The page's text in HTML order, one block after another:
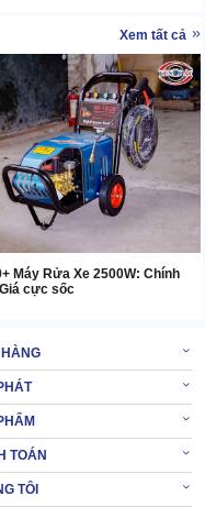
Xem tất cả
Máy Rửa Xe 2500W: Chính
cực sốc
TOÁN
TÔI